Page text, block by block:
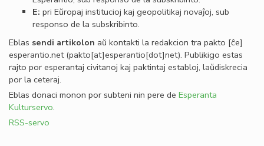
E: pri Eŭropaj institucioj kaj geopolitikaj novaĵoj, sub
responso de la subskribinto.
Eblas sendi artikolon aŭ kontakti la redakcion tra pakto [ĉe]
esperantio.net(pakto[at]esperantio[dot]net). Publikigo estas
rajto por esperantaj civitanoj kaj paktintaj establoj, laŭdiskrecia
por la ceteraj.
Eblas donaci monon por subteni nin pere de Esperanta
Kulturservo.
RSS-servo